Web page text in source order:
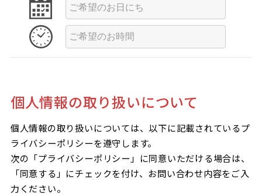
個人情報の取り扱いについて
個人情報の取り扱いについては、以下に記載されているプ
ライバシーポリシーを遵守します。
次の「プライバシーポリシー」に同意いただける場合は、
「同意する」にチェックを付け、お問い合わせ内容をご入
力ください。